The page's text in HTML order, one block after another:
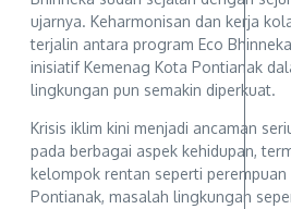
ujarnya. Keharmonisan dan kerja
terjalin antara program Eco
inisiatif Kemenag Kota Pontianak
lingkungan pun semakin diperkuat.
Krisis iklim kini menjadi ancaman
pada berbagai aspek kehidupan,
kelompok rentan seperti perempuan
Pontianak, masalah lingkungan